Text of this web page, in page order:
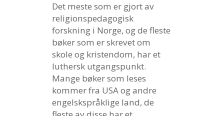
Det meste som er gjort av
religionspedagogisk
forskning i Norge, og de fleste
bøker som er skrevet om
skole og kristendom, har et
luthersk utgangspunkt.
Mange bøker som leses
kommer fra USA og andre
engelskspråklige land, de